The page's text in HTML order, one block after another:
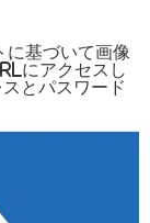
基づいて画像
にアクセスし
とパスワード